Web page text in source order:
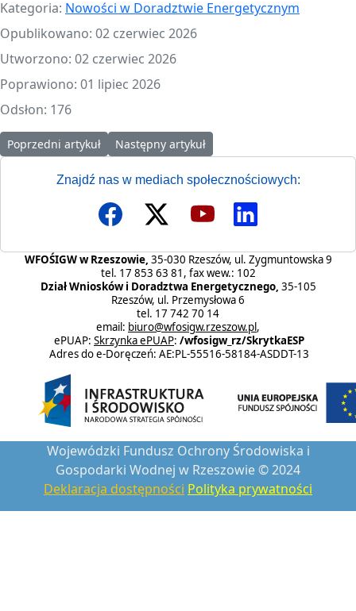
Kategoria: Nowości w Doradztwie Energetycznym
Opublikowano: 02 czerwiec 2026
Utworzono: 02 czerwiec 2026
Poprawiono: 01 lipiec 2026
Odsłon: 176
Poprzedni artykuł: Webinarium pn.: „Susza wyzwaniem XXI w.
Poprzedni artykuł Następny artykuł: Zaproszenie do
Następny artykuł
Znajdź nas w mediach społecznościowych:
WFOŚIGW w Rzeszowie, 35-030 Rzeszów, ul. Zygmuntowska 9
tel. 17 853 63 81, fax wew.: 102
Dział Wniosków i Doradztwa Energetycznego, 35-105
Rzeszów, ul. Przemysłowa 6
tel. 17 742 70 14
email: biuro@wfosigw.rzeszow.pl,
ePUAP: Skrzynka ePUAP: /wfosigw_rz/SkrytkaESP
Adres do e-Doręczeń: AE:PL-55516-58184-ASDDT-13
Wojewódzki Fundusz Ochrony Środowiska i
Gospodarki Wodnej w Rzeszowie © 2024
Deklaracja dostępności Polityka prywatności